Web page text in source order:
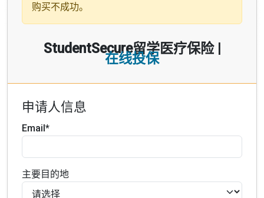
购买不成功。
StudentSecure留学医疗保险 |
在线投保
申请人信息
Email*
主要目的地